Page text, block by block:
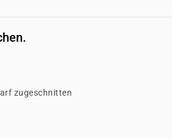
zugeschnitten